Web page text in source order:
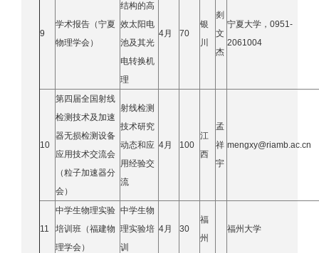
9
学术报告（宁夏
物理学会）
结构的高
效太阳电
池及其光
电转换机
理
4月 70
银
川
剡
文
杰
宁夏大学，0951-
2061004
10
第四届全国射线
检测技术及加速
器无损检测设备
应用技术交流会
（粒子加速器分
会）
射线检测
技术研究
动态和应
用经验交
流
4月 100
江
西
孟
祥
宇
mengxy@riamb.ac.cn
11
中学生物理实验
培训班（福建物
理学会）
中学生物
理实验培
训
4月 30
福
州
福州大学